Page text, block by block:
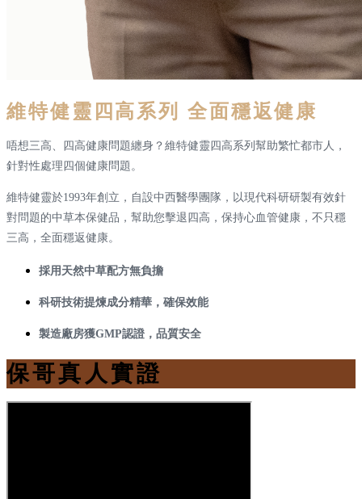
維特健靈四高系列 全面穩返健康
唔想三高、四高健康問題纏身？維特健靈四高系列幫助繁忙都市人，
針對性處理四個健康問題。
維特健靈於1993年創立，自設中西醫學團隊，以現代科研研製有效針
對問題的中草本保健品，幫助您擊退四高，保持心血管健康，不只穩
三高，全面穩返健康。
採用天然中草配方無負擔
科研技術提煉成分精華，確保效能
製造廠房獲GMP認證，品質安全
保哥真人實證